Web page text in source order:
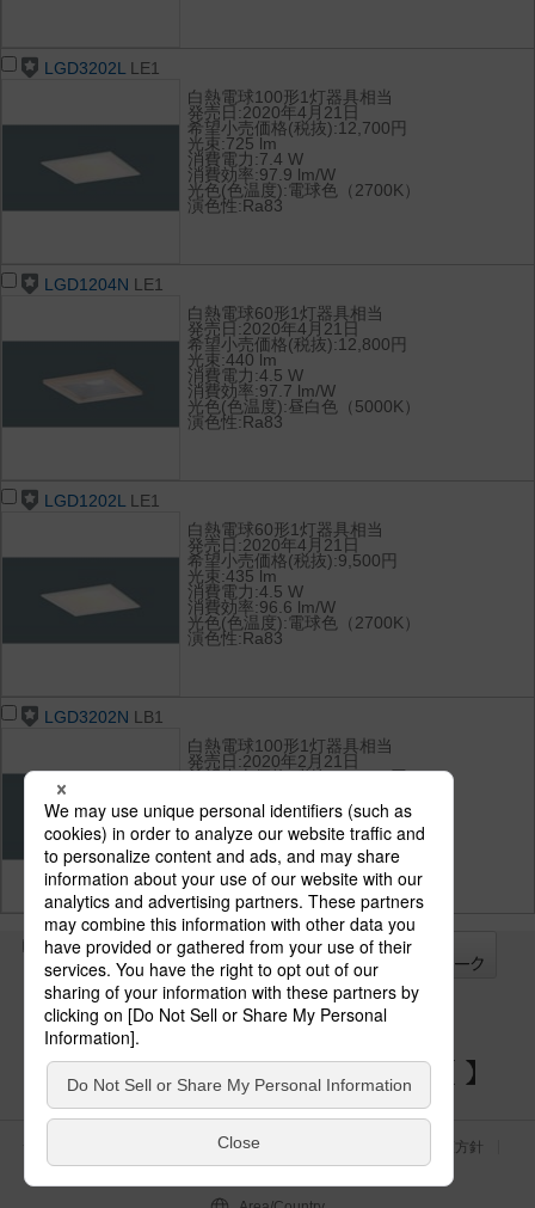
LGD3202L LE1
白熱電球100形1灯器具相当
発売日:2020年4月21日
希望小売価格(税抜):12,700円
光束:725 lm
消費電力:7.4 W
消費効率:97.9 lm/W
光色(色温度):電球色（2700K）
演色性:Ra83
LGD1204N LE1
白熱電球60形1灯器具相当
発売日:2020年4月21日
希望小売価格(税抜):12,800円
光束:440 lm
消費電力:4.5 W
消費効率:97.7 lm/W
光色(色温度):昼白色（5000K）
演色性:Ra83
LGD1202L LE1
白熱電球60形1灯器具相当
発売日:2020年4月21日
希望小売価格(税抜):9,500円
光束:435 lm
消費電力:4.5 W
消費効率:96.6 lm/W
光色(色温度):電球色（2700K）
演色性:Ra83
LGD3202N LB1
白熱電球100形1灯器具相当
発売日:2020年2月21日
希望小売価格(税抜):16,300円
消費電力:8.2 W
消費効率:96.3 lm/W
光色(色温度):昼白色（5000K）
演色性:Ra83
全て
チェック
チェック
した器具を
パナソニックの電気設備 SNSアカウント
クッキーポリシー
個人情報保護方針